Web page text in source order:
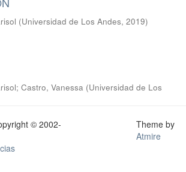
(Universidad de Los Andes, 2019)
; Castro, Vanessa (Universidad de Los
© 2002-
Theme by
Atmire